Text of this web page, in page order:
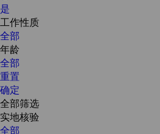
是
工作性质
全部
年龄
全部
重置
确定
全部筛选
实地核验
全部